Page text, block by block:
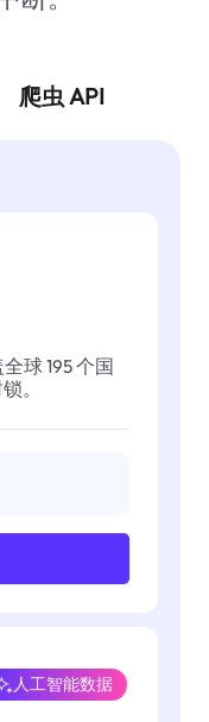
爬虫 API
球 195 个国
。
人工智能数据